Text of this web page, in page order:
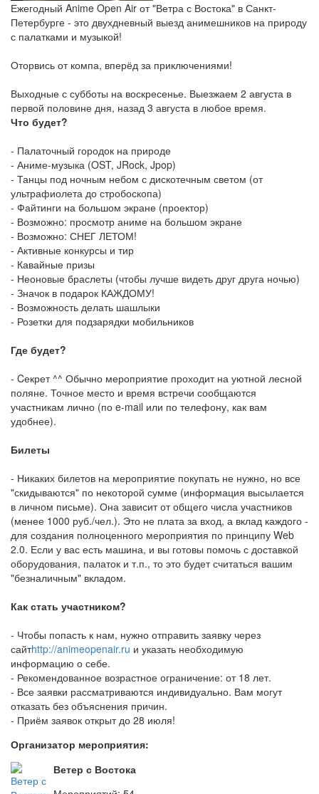
Ежегодный Anime Open Air от "Ветра с Востока" в Санкт-
Петербурге - это двухдневный выезд анимешников на природу
с палатками и музыкой!
Оторвись от компа, вперёд за приключениями!
Выходные с субботы на воскресенье. Выезжаем 2 августа в
первой половине дня, назад 3 августа в любое время.
Что будет?
- Палаточный городок на природе
- Аниме-музыка (OST, JRock, Jpop)
- Танцы под ночным небом с дискотечным светом (от
ультрафиолета до стробоскопа)
- Файтинги на большом экране (проектор)
- Возможно: просмотр аниме на большом экране
- Возможно: СНЕГ ЛЕТОМ!
- Активные конкурсы и тир
- Кавайные призы
- Неоновые браслеты (чтобы лучше видеть друг друга ночью)
- Значок в подарок КАЖДОМУ!
- Возможность делать шашлыки
- Розетки для подзарядки мобильников
Где будет?
- Cекрет ^^ Обычно мероприятие проходит на уютной лесной
поляне. Точное место и время встречи сообщаются
участникам лично (по e-mail или по телефону, как вам
удобнее).
Билеты
- Никаких билетов на мероприятие покупать не нужно, но все
"скидываются" по некоторой сумме (информация высылается
в личном письме). Она зависит от общего числа участников
(менее 1000 руб./чел.). Это не плата за вход, а вклад каждого -
для создания полноценного мероприятия по принципу Web
2.0. Если у вас есть машина, и вы готовы помочь с доставкой
оборудования, палаток и т.п., то это будет считаться вашим
"безналичным" вкладом.
Как стать участником?
- Чтобы попасть к нам, нужно отправить заявку через
сайтhttp://animeopenair.ru и указать необходимую
информацию о себе.
- Рекомендованное возрастное ограничение: от 18 лет.
- Все заявки рассматриваются индивидуально. Вам могут
отказать без объяснения причин.
- Приём заявок открыт до 28 июля!
Организатор мероприятия:
Ветер с Востока